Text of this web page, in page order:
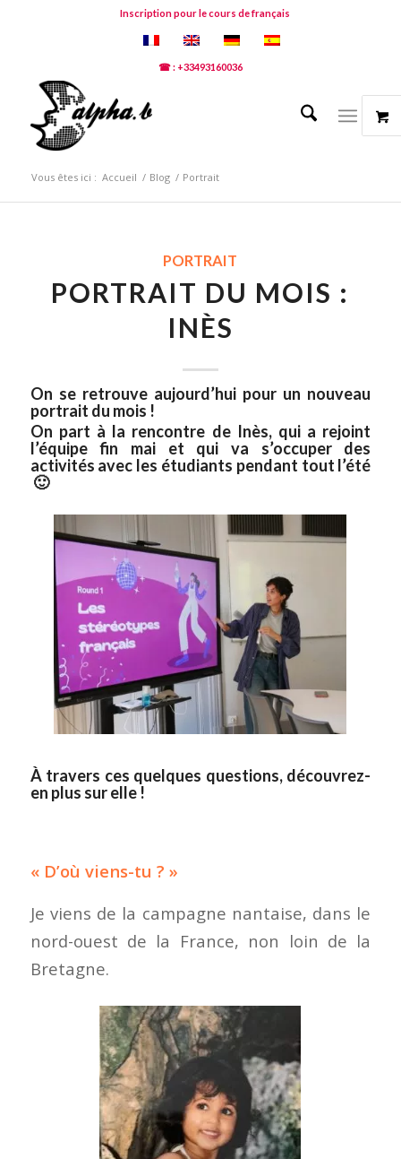
Inscription pour le cours de français
☎ : +33493160036
Vous êtes ici : Accueil / Blog / Portrait
PORTRAIT
PORTRAIT DU MOIS :
INÈS
On se retrouve aujourd’hui pour un nouveau
portrait du mois !
On part à la rencontre de Inès, qui a rejoint
l’équipe fin mai et qui va s’occuper des
activités avec les étudiants pendant tout l’été
🙂
À travers ces quelques questions, découvrez-
en plus sur elle !
« D’où viens-tu ? »
Je viens de la campagne nantaise, dans le
nord-ouest de la France, non loin de la
Bretagne.